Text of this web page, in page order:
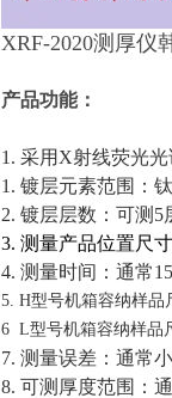
XRF-2020测厚仪
产品功能：
1. 采用X射线荧光
1. 镀层元素范围：
2. 镀层层数：可测5
3. 测量产品位置尺
4. 测量时间：通常
5. H型号机箱容纳样品
6 L型号机箱容纳样品
7. 测量误差：通常
8. 可测厚度范围：